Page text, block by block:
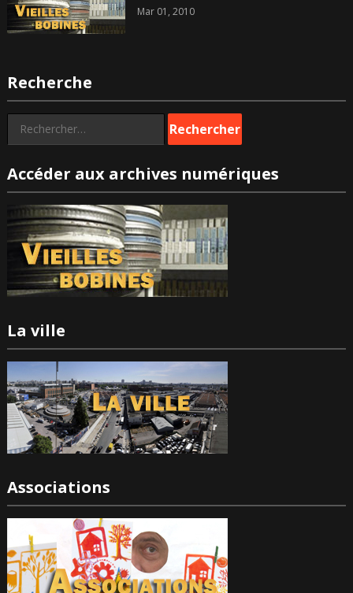
Mar 01, 2010
Recherche
Rechercher :
Accéder aux archives numériques
La ville
Associations